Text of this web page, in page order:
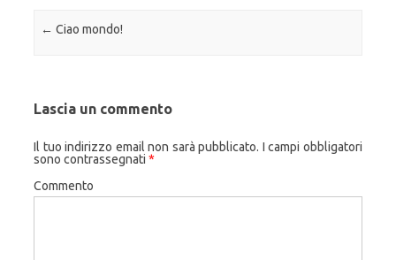
Navigazione articolo
← Ciao mondo!
Lascia un commento
Il tuo indirizzo email non sarà pubblicato. I campi obbligatori
sono contrassegnati *
Commento